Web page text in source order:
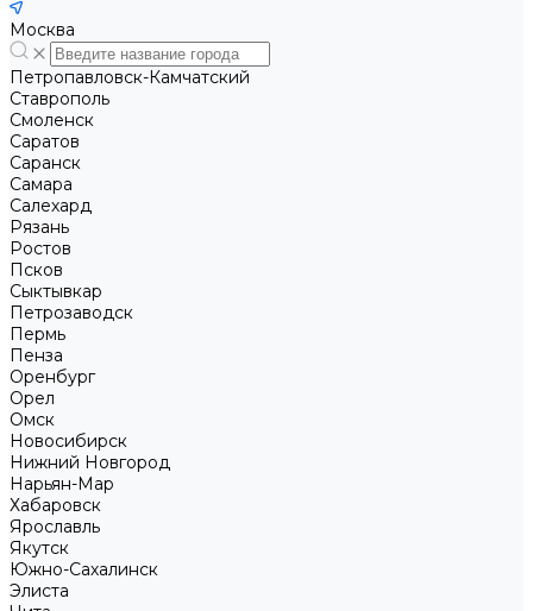
Москва
Петропавловск-Камчатский
Ставрополь
Смоленск
Саратов
Саранск
Самара
Салехард
Рязань
Ростов
Псков
Сыктывкар
Петрозаводск
Пермь
Пенза
Оренбург
Орел
Омск
Новосибирск
Нижний Новгород
Нарьян-Мар
Хабаровск
Ярославль
Якутск
Южно-Сахалинск
Элиста